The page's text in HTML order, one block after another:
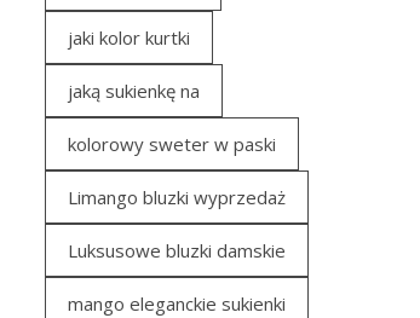
jaki kolor kurtki
jaką sukienkę na
kolorowy sweter w paski
Limango bluzki wyprzedaż
Luksusowe bluzki damskie
mango eleganckie sukienki